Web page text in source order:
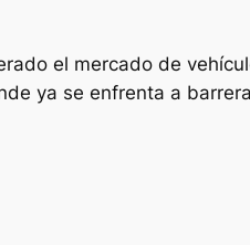
el mercado de
ya se enfrenta a